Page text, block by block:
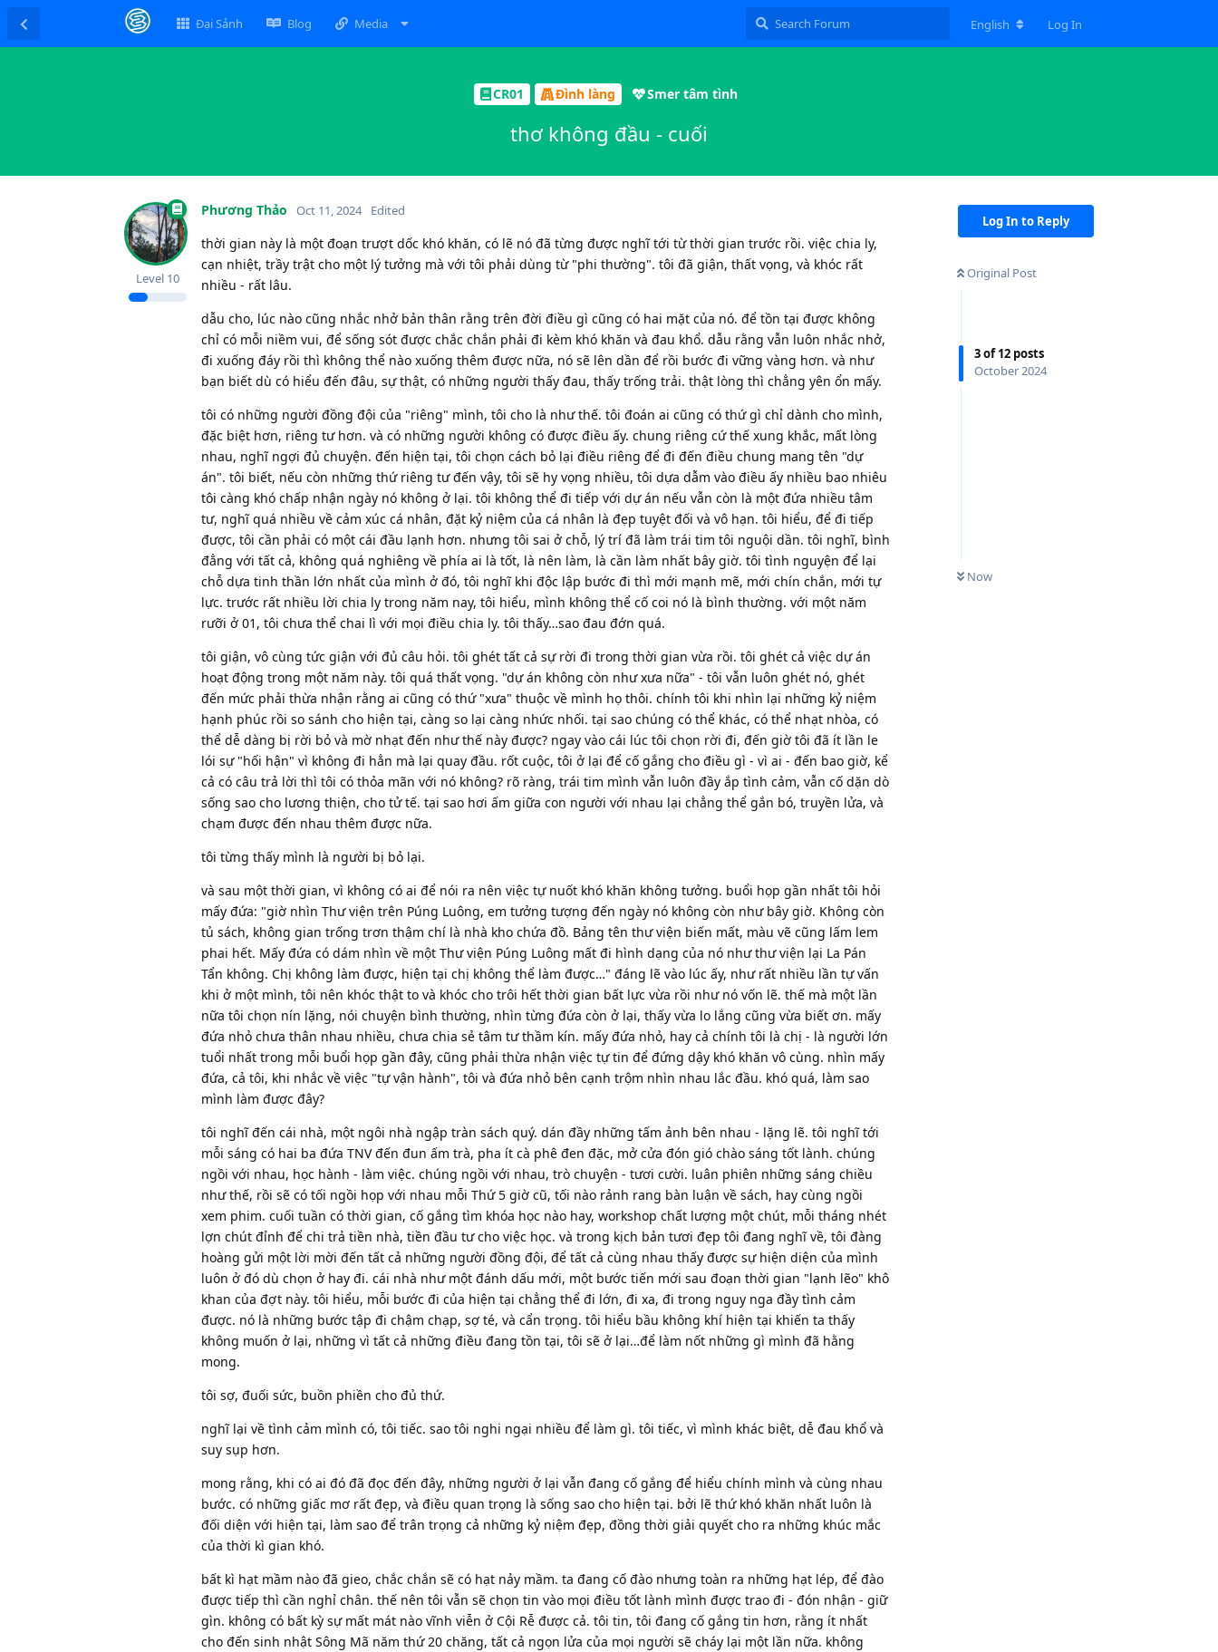
Đại Sảnh Blog Media English Log In
CR01 Đình làng Smer tâm tình
thơ không đầu - cuối
Log In to Reply
Original Post
3of12 posts
October 2024
Now
Phương Thảo
Level 10
Oct 11, 2024 Edited
thời gian này là một đoạn trượt dốc khó khăn, có lẽ nó đã từng được nghĩ tới từ thời gian trước rồi. việc chia ly,
cạn nhiệt, trầy trật cho một lý tưởng mà với tôi phải dùng từ "phi thường". tôi đã giận, thất vọng, và khóc rất
nhiều - rất lâu.
dẫu cho, lúc nào cũng nhắc nhở bản thân rằng trên đời điều gì cũng có hai mặt của nó. để tồn tại được không
chỉ có mỗi niềm vui, để sống sót được chắc chắn phải đi kèm khó khăn và đau khổ. dẫu rằng vẫn luôn nhắc nhở,
đi xuống đáy rồi thì không thể nào xuống thêm được nữa, nó sẽ lên dần để rồi bước đi vững vàng hơn. và như
bạn biết dù có hiểu đến đâu, sự thật, có những người thấy đau, thấy trống trải. thật lòng thì chẳng yên ổn mấy.
tôi có những người đồng đội của "riêng" mình, tôi cho là như thế. tôi đoán ai cũng có thứ gì chỉ dành cho mình,
đặc biệt hơn, riêng tư hơn. và có những người không có được điều ấy. chung riêng cứ thế xung khắc, mất lòng
nhau, nghĩ ngợi đủ chuyện. đến hiện tại, tôi chọn cách bỏ lại điều riêng để đi đến điều chung mang tên "dự
án". tôi biết, nếu còn những thứ riêng tư đến vậy, tôi sẽ hy vọng nhiều, tôi dựa dẫm vào điều ấy nhiều bao nhiêu
tôi càng khó chấp nhận ngày nó không ở lại. tôi không thể đi tiếp với dự án nếu vẫn còn là một đứa nhiều tâm
tư, nghĩ quá nhiều về cảm xúc cá nhân, đặt kỷ niệm của cá nhân là đẹp tuyệt đối và vô hạn. tôi hiểu, để đi tiếp
được, tôi cần phải có một cái đầu lạnh hơn. nhưng tôi sai ở chỗ, lý trí đã làm trái tim tôi nguội dần. tôi nghĩ, bình
đẳng với tất cả, không quá nghiêng về phía ai là tốt, là nên làm, là cần làm nhất bây giờ. tôi tình nguyện để lại
chỗ dựa tinh thần lớn nhất của mình ở đó, tôi nghĩ khi độc lập bước đi thì mới mạnh mẽ, mới chín chắn, mới tự
lực. trước rất nhiều lời chia ly trong năm nay, tôi hiểu, mình không thể cố coi nó là bình thường. với một năm
rưỡi ở 01, tôi chưa thể chai lì với mọi điều chia ly. tôi thấy…sao đau đớn quá.
tôi giận, vô cùng tức giận với đủ câu hỏi. tôi ghét tất cả sự rời đi trong thời gian vừa rồi. tôi ghét cả việc dự án
hoạt động trong một năm này. tôi quá thất vọng. "dự án không còn như xưa nữa" - tôi vẫn luôn ghét nó, ghét
đến mức phải thừa nhận rằng ai cũng có thứ "xưa" thuộc về mình họ thôi. chính tôi khi nhìn lại những kỷ niệm
hạnh phúc rồi so sánh cho hiện tại, càng so lại càng nhức nhối. tại sao chúng có thể khác, có thể nhạt nhòa, có
thể dễ dàng bị rời bỏ và mờ nhạt đến như thế này được? ngay vào cái lúc tôi chọn rời đi, đến giờ tôi đã ít lần le
lói sự "hối hận" vì không đi hẳn mà lại quay đầu. rốt cuộc, tôi ở lại để cố gắng cho điều gì - vì ai - đến bao giờ, kể
cả có câu trả lời thì tôi có thỏa mãn với nó không? rõ ràng, trái tim mình vẫn luôn đầy ắp tình cảm, vẫn cố dặn dò
sống sao cho lương thiện, cho tử tế. tại sao hơi ấm giữa con người với nhau lại chẳng thể gắn bó, truyền lửa, và
chạm được đến nhau thêm được nữa.
tôi từng thấy mình là người bị bỏ lại.
và sau một thời gian, vì không có ai để nói ra nên việc tự nuốt khó khăn không tưởng. buổi họp gần nhất tôi hỏi
mấy đứa: "giờ nhìn Thư viện trên Púng Luông, em tưởng tượng đến ngày nó không còn như bây giờ. Không còn
tủ sách, không gian trống trơn thậm chí là nhà kho chứa đồ. Bảng tên thư viện biến mất, màu vẽ cũng lấm lem
phai hết. Mấy đứa có dám nhìn về một Thư viện Púng Luông mất đi hình dạng của nó như thư viện lại La Pán
Tẩn không. Chị không làm được, hiện tại chị không thể làm được…" đáng lẽ vào lúc ấy, như rất nhiều lần tự vấn
khi ở một mình, tôi nên khóc thật to và khóc cho trôi hết thời gian bất lực vừa rồi như nó vốn lẽ. thế mà một lần
nữa tôi chọn nín lặng, nói chuyện bình thường, nhìn từng đứa còn ở lại, thấy vừa lo lắng cũng vừa biết ơn. mấy
đứa nhỏ chưa thân nhau nhiều, chưa chia sẻ tâm tư thầm kín. mấy đứa nhỏ, hay cả chính tôi là chị - là người lớn
tuổi nhất trong mỗi buổi họp gần đây, cũng phải thừa nhận việc tự tin để đứng dậy khó khăn vô cùng. nhìn mấy
đứa, cả tôi, khi nhắc về việc "tự vận hành", tôi và đứa nhỏ bên cạnh trộm nhìn nhau lắc đầu. khó quá, làm sao
mình làm được đây?
tôi nghĩ đến cái nhà, một ngôi nhà ngập tràn sách quý. dán đầy những tấm ảnh bên nhau - lặng lẽ. tôi nghĩ tới
mỗi sáng có hai ba đứa TNV đến đun ấm trà, pha ít cà phê đen đặc, mở cửa đón gió chào sáng tốt lành. chúng
ngồi với nhau, học hành - làm việc. chúng ngồi với nhau, trò chuyện - tươi cười. luân phiên những sáng chiều
như thế, rồi sẽ có tối ngồi họp với nhau mỗi Thứ 5 giờ cũ, tối nào rảnh rang bàn luận về sách, hay cùng ngồi
xem phim. cuối tuần có thời gian, cố gắng tìm khóa học nào hay, workshop chất lượng một chút, mỗi tháng nhét
lợn chút đỉnh để chi trả tiền nhà, tiền đầu tư cho việc học. và trong kịch bản tươi đẹp tôi đang nghĩ về, tôi đàng
hoàng gửi một lời mời đến tất cả những người đồng đội, để tất cả cùng nhau thấy được sự hiện diện của mình
luôn ở đó dù chọn ở hay đi. cái nhà như một đánh dấu mới, một bước tiến mới sau đoạn thời gian "lạnh lẽo" khô
khan của đợt này. tôi hiểu, mỗi bước đi của hiện tại chẳng thể đi lớn, đi xa, đi trong nguy nga đầy tình cảm
được. nó là những bước tập đi chậm chạp, sợ té, và cẩn trọng. tôi hiểu bầu không khí hiện tại khiến ta thấy
không muốn ở lại, những vì tất cả những điều đang tồn tại, tôi sẽ ở lại…để làm nốt những gì mình đã hằng
mong.
tôi sợ, đuối sức, buồn phiền cho đủ thứ.
nghĩ lại về tình cảm mình có, tôi tiếc. sao tôi nghi ngại nhiều để làm gì. tôi tiếc, vì mình khác biệt, dễ đau khổ và
suy sụp hơn.
mong rằng, khi có ai đó đã đọc đến đây, những người ở lại vẫn đang cố gắng để hiểu chính mình và cùng nhau
bước. có những giấc mơ rất đẹp, và điều quan trọng là sống sao cho hiện tại. bởi lẽ thứ khó khăn nhất luôn là
đối diện với hiện tại, làm sao để trân trọng cả những kỷ niệm đẹp, đồng thời giải quyết cho ra những khúc mắc
của thời kì gian khó.
bất kì hạt mầm nào đã gieo, chắc chắn sẽ có hạt nảy mầm. ta đang cố đào nhưng toàn ra những hạt lép, để đào
được tiếp thì cần nghỉ chân. thế nên tôi vẫn sẽ chọn tin vào mọi điều tốt lành mình được trao đi - đón nhận - giữ
gìn. không có bất kỳ sự mất mát nào vĩnh viễn ở Cội Rễ được cả. tôi tin, tôi đang cố gắng tin hơn, rằng ít nhất
cho đến sinh nhật Sông Mã năm thứ 20 chăng, tất cả ngọn lửa của mọi người sẽ cháy lại một lần nữa. không